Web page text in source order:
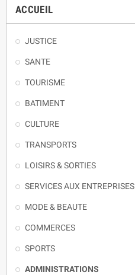
ACCUEIL
JUSTICE
SANTE
TOURISME
BATIMENT
CULTURE
TRANSPORTS
LOISIRS & SORTIES
SERVICES AUX ENTREPRISES
MODE & BEAUTE
COMMERCES
SPORTS
ADMINISTRATIONS